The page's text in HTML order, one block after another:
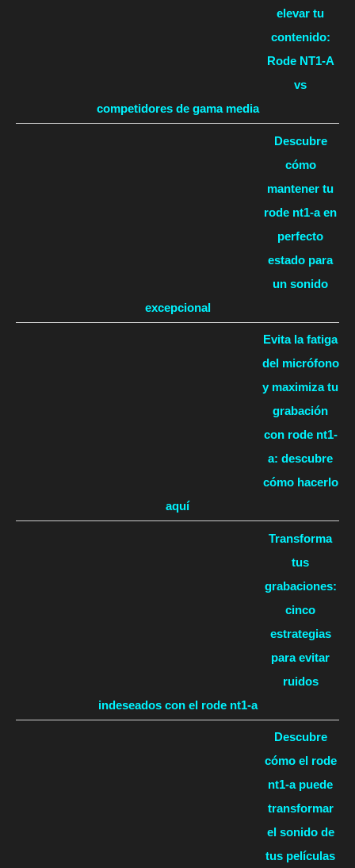
elevar tu
contenido:
Rode NT1-A
vs
competidores de gama media
Descubre
cómo
mantener tu
rode nt1-a en
perfecto
estado para
un sonido
excepcional
Evita la fatiga
del micrófono
y maximiza tu
grabación
con rode nt1-
a: descubre
cómo hacerlo
aquí
Transforma
tus
grabaciones:
cinco
estrategias
para evitar
ruidos
indeseados con el rode nt1-a
Descubre
cómo el rode
nt1-a puede
transformar
el sonido de
tus películas